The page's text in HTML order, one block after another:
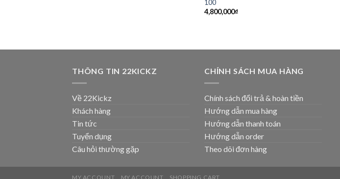
100
4,800,000₫
THÔNG TIN 22KICKZ
Về 22Kickz
Khách hàng
Tin tức
Tuyển dụng
Câu hỏi thường gặp
CHÍNH SÁCH MUA HÀNG
Chính sách đổi trả & hoàn tiền
Hướng dẫn mua hàng
Hướng dẫn thanh toán
Hướng dẫn order
Theo dõi đơn hàng
MY ACCOUNT MY ACCOUNT SHOPPING CART